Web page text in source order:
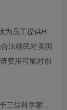
为员工提供H-
法移民对美国
费用可能对创
三位科学家，